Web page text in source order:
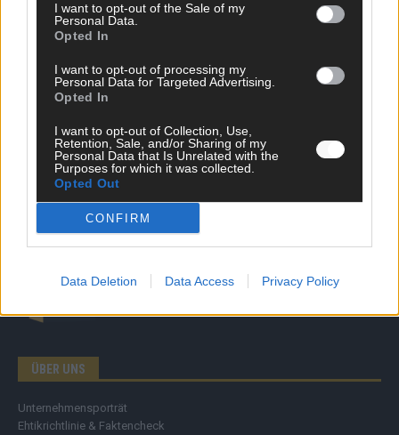
I want to opt-out of the Sale of my
Personal Data.
Opted In
I want to opt-out of processing my
Personal Data for Targeted Advertising.
Opted In
I want to opt-out of Collection, Use,
Retention, Sale, and/or Sharing of my
Personal Data that Is Unrelated with the
Purposes for which it was collected.
Opted Out
CONFIRM
Data Deletion Data Access Privacy Policy
Nachrichten
Wirtschaft
Ratgeber
Kommentar
Streams & Storys
Eurovision
FLASH – DAS VIDEOPORTAL
ÜBER UNS
Unternehmensporträt
Ehtikrichtlinie & Faktencheck